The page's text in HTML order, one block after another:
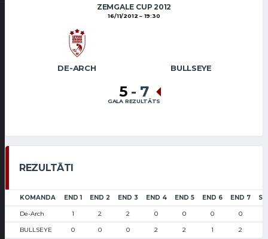
ZEMGALE CUP 2012
16/11/2012 19:30
DE-ARCH BULLSEYE
5 - 7
GALA REZULTĀTS
REZULTĀTI
KOMANDA END 1 END 2 END 3 END 4 END 5 END 6 END 7
De-Arch 1 2 2 0 0 0 0
BULLSEYE 0 0 0 2 2 1 2